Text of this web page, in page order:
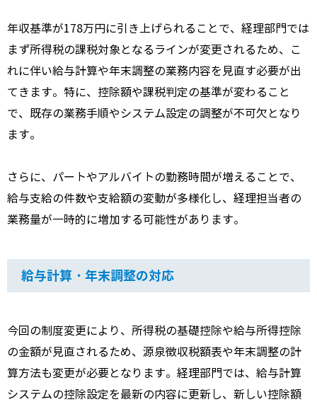
年収基準が178万円に引き上げられることで、経理部門では
まず所得税の課税対象となるラインが変更されるため、こ
れに伴い給与計算や年末調整の業務内容を見直す必要が出
てきます。特に、控除額や課税判定の基準が変わること
で、既存の業務手順やシステム設定の調整が不可欠となり
ます。
さらに、パートやアルバイトの勤務時間が増えることで、
給与支給の件数や支給額の変動が多様化し、経理担当者の
業務量が一時的に増加する可能性があります。
給与計算・年末調整の対応
今回の制度変更により、所得税の基礎控除や給与所得控除
の金額が見直されるため、源泉徴収税額表や年末調整の計
算方法も変更が必要となります。経理部門では、給与計算
システムの控除設定を最新の内容に更新し、新しい控除額